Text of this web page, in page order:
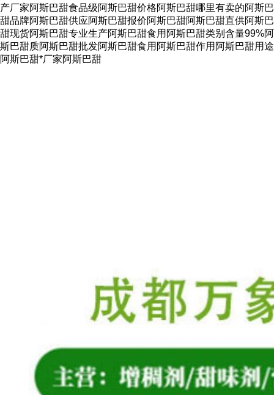
产厂家阿斯巴甜食品级阿斯巴甜价格阿斯巴甜哪里有卖的阿斯巴
甜品牌阿斯巴甜供应阿斯巴甜报价阿斯巴甜阿斯巴甜直供阿斯巴
甜现货阿斯巴甜专业生产阿斯巴甜食用阿斯巴甜类别含量99%阿
斯巴甜质阿斯巴甜批发阿斯巴甜食用阿斯巴甜作用阿斯巴甜用途
阿斯巴甜*厂家阿斯巴甜